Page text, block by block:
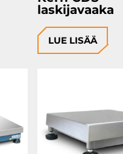
laskijavaaka
LUE LISÄÄ